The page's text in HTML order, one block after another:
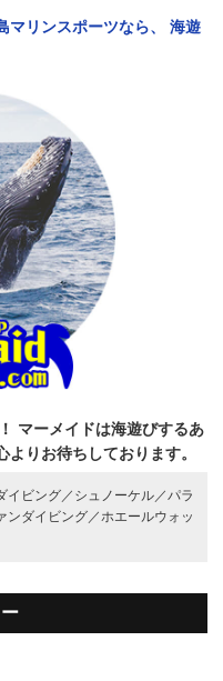
マリンスポーツなら、
海遊
マーメイドは海遊びするあ
よりお待ちしております。
イビング／ シュノーケル／パラ
ンダイビング／ホエールウォッ